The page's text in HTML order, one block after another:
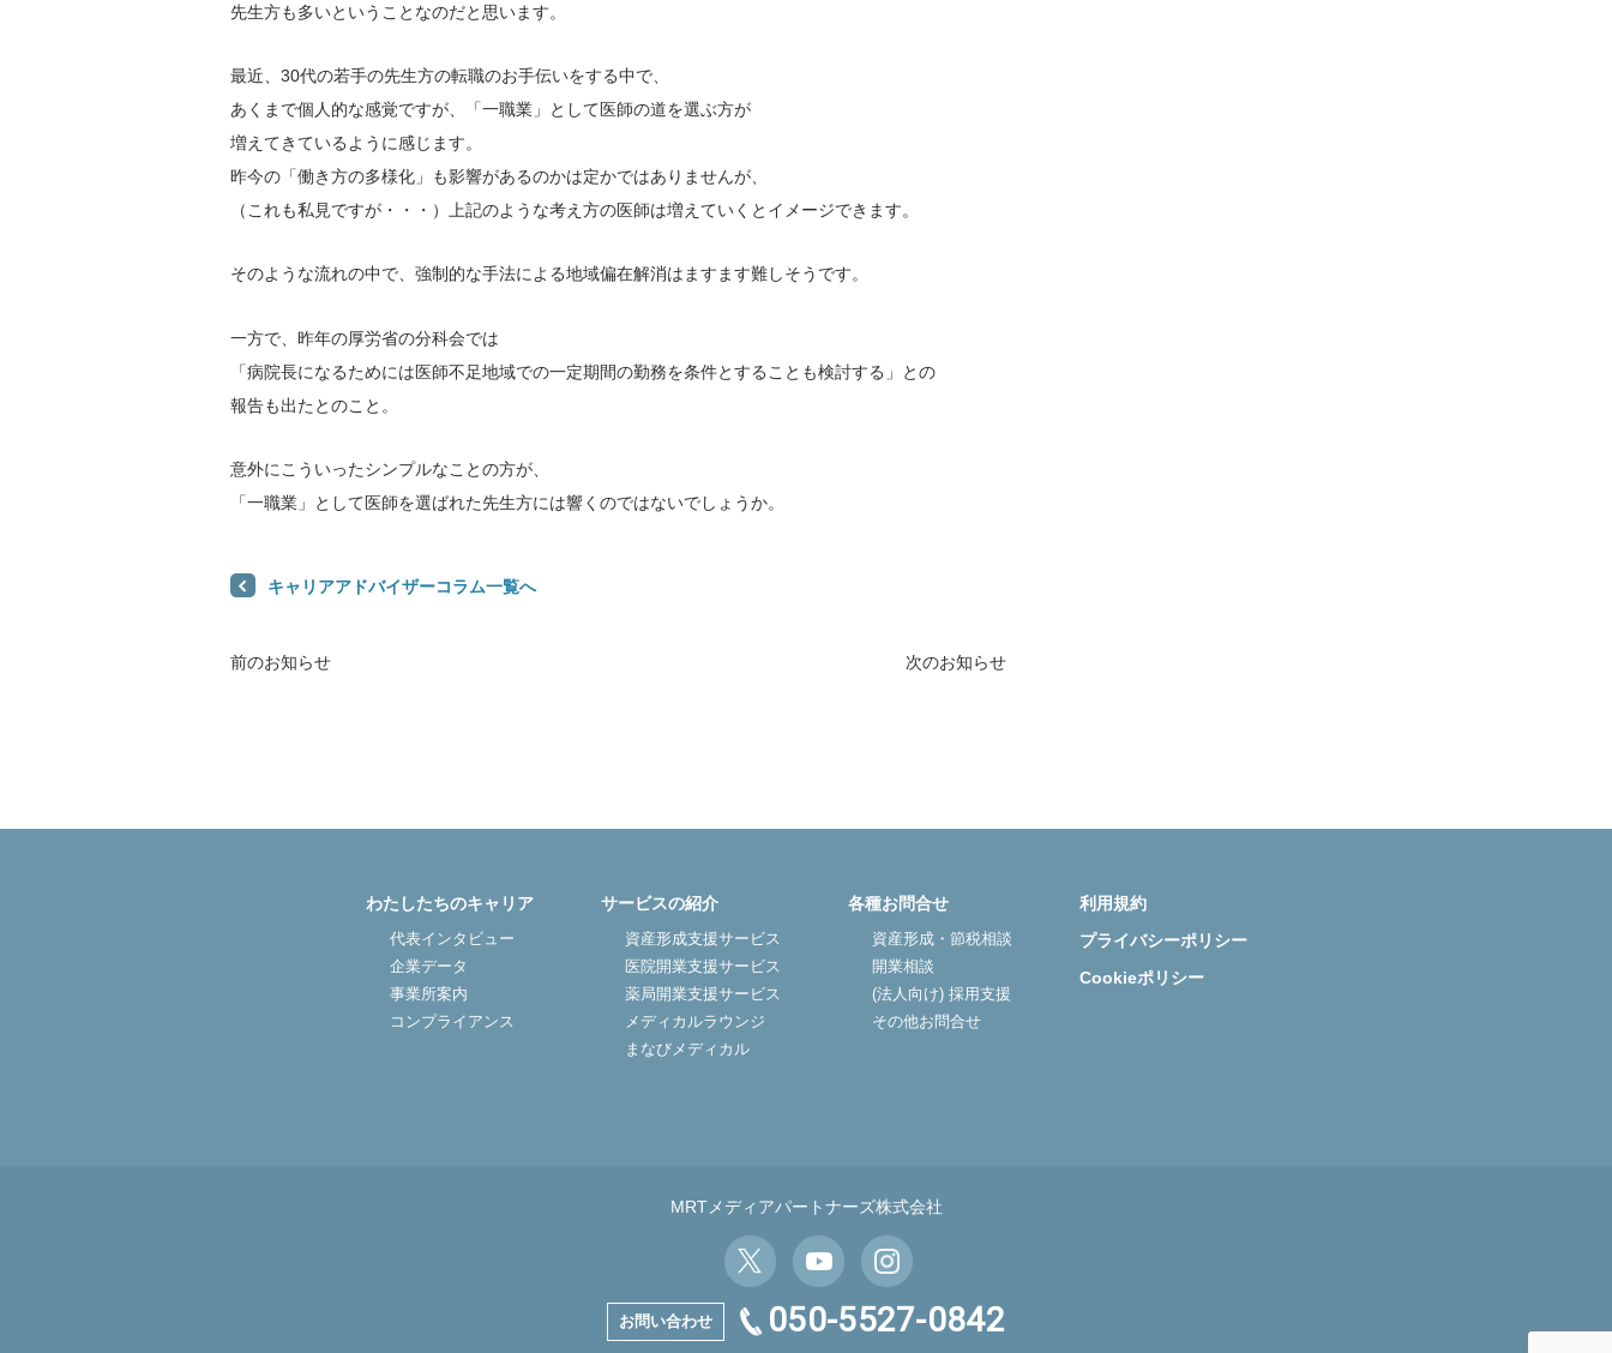
先生方も多いということなのだと思います。
最近、30代の若手の先生方の転職のお手伝いをする中で、
あくまで個人的な感覚ですが、「一職業」として医師の道を選ぶ方が
増えてきているように感じます。
昨今の「働き方の多様化」も影響があるのかは定かではありませんが、
（これも私見ですが・・・）上記のような考え方の医師は増えていくとイメージできます。
そのような流れの中で、強制的な手法による地域偏在解消はますます難しそうです。
一方で、昨年の厚労省の分科会では
「病院長になるためには医師不足地域での一定期間の勤務を条件とすることも検討する」との
報告も出たとのこと。
意外にこういったシンプルなことの方が、
「一職業」として医師を選ばれた先生方には響くのではないでしょうか。
キャリアアドバイザーコラム一覧へ
前のお知らせ 次のお知らせ
わたしたちのキャリア
代表インタビュー
企業データ
事業所案内
コンプライアンス
サービスの紹介
資産形成支援サービス
医院開業支援サービス
薬局開業支援サービス
メディカルラウンジ
まなびメディカル
各種お問合せ
資産形成・節税相談
開業相談
(法人向け) 採用支援
その他お問合せ
利用規約
プライバシーポリシー
Cookieポリシー
MRTメディアパートナーズ株式会社
お問い合わせ 050-5527-0842